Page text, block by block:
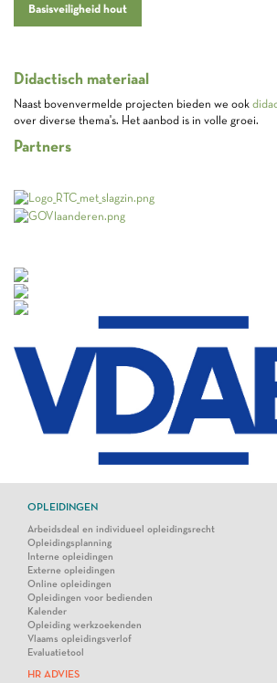
Basisveiligheid hout
Didactisch materiaal
Naast bovenvermelde projecten bieden we ook
over diverse thema's. Het aanbod is in volle groei.
Partners
OPLEIDINGEN
Arbeidsdeal en individueel opleidingsrecht
Opleidingsplanning
Interne opleidingen
Externe opleidingen
Online opleidingen
Opleidingen voor bedienden
Kalender
Opleiding werkzoekenden
Vlaams opleidingsverlof
Evaluatietool
HR ADVIES